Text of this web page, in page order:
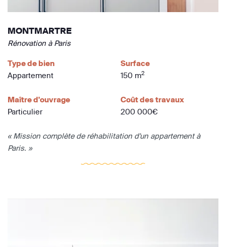
MONTMARTRE
Rénovation à Paris
Type de bien
Appartement
Surface
150 m2
Maître d'ouvrage
Particulier
Coût des travaux
200 000€
« Mission complète de réhabilitation d'un appartement à
Paris. »